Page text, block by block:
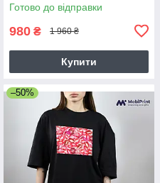
Готово до відправки
980 ₴ 1 960 ₴
Купити
–50%